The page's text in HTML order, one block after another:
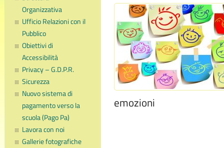
Organizzativa
Ufficio Relazioni con il
Pubblico
Obiettivi di
Accessibilità
Privacy – G.D.P.R.
Sicurezza
Nuovo sistema di
pagamento verso la
scuola (Pago Pa)
Lavora con noi
Gallerie fotografiche
emozioni